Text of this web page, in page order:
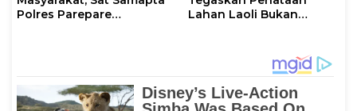
Polres Parepare
Lahan Laoli Bukan